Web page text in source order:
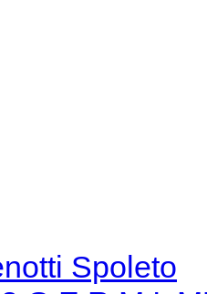
Spoleto